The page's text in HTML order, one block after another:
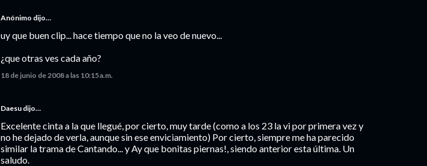
Anónimo dijo…
uy que buen clip... hace tiempo que no la veo de nuevo...
¿que otras ves cada año?
18 de junio de 2008 a las 10:15 a.m.
Daesu dijo…
Excelente cinta a la que llegué, por cierto, muy tarde (como a los 23 la vi por primera vez y
no he dejado de verla, aunque sin ese enviciamiento) Por cierto, siempre me ha parecido
similar la trama de Cantando... y Ay que bonitas piernas!, siendo anterior esta última. Un
saludo.